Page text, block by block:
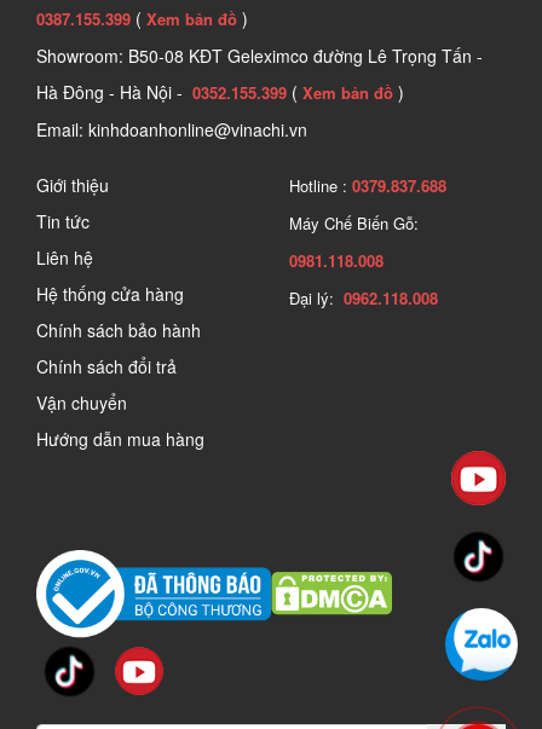
0387.155.399 ( Xem bản đồ )
Showroom: B50-08 KĐT Geleximco đường Lê Trọng Tấn -
Hà Đông - Hà Nội - 0352.155.399 ( Xem bản đồ )
Email: kinhdoanhonline@vinachi.vn
Giới thiệu
Tin tức
Liên hệ
Hệ thống cửa hàng
Chính sách bảo hành
Chính sách đổi trả
Vận chuyển
Hướng dẫn mua hàng
Hotline : 0379.837.688
Máy Chế Biến Gỗ:
0981.118.008
Đại lý: 0962.118.008